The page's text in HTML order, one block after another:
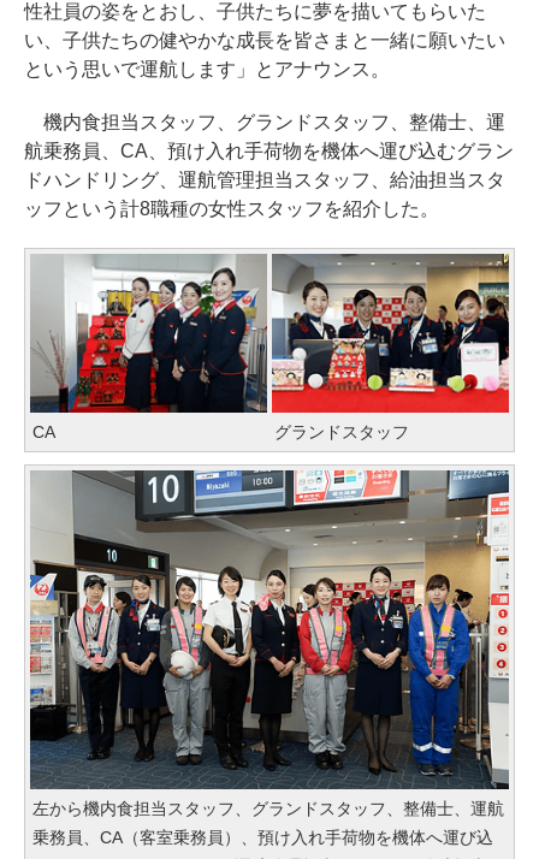
性社員の姿をとおし、子供たちに夢を描いてもらいた
い、子供たちの健やかな成長を皆さまと一緒に願いたい
という思いで運航します」とアナウンス。
機内食担当スタッフ、グランドスタッフ、整備士、運
航乗務員、CA、預け入れ手荷物を機体へ運び込むグラン
ドハンドリング、運航管理担当スタッフ、給油担当スタ
ッフという計8職種の女性スタッフを紹介した。
CA グランドスタッフ
左から機内食担当スタッフ、グランドスタッフ、整備士、運航
乗務員、CA（客室乗務員）、預け入れ手荷物を機体へ運び込